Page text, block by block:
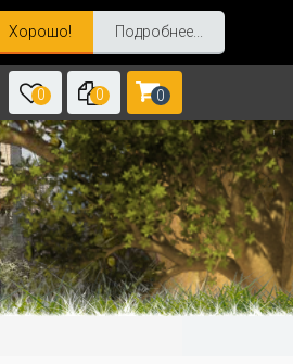
Хорошо! Подробнее...
0 0 0